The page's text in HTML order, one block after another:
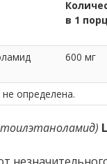
в 1
600 мг
определена.